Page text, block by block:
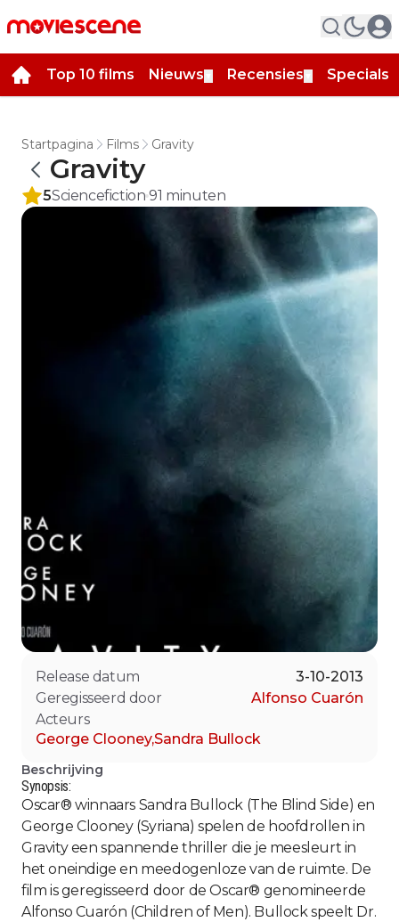
Top 10 films Nieuws Recensies Specials
Startpagina Films Gravity
Gravity
5Sciencefiction 91 minuten
Release datum
3-10-2013
Geregisseerd door
Alfonso Cuarón
Acteurs
George Clooney,Sandra Bullock
Beschrijving
Synopsis:
Oscar® winnaars Sandra Bullock (The Blind Side) en
George Clooney (Syriana) spelen de hoofdrollen in
Gravity een spannende thriller die je meesleurt in
het oneindige en meedogenloze van de ruimte. De
film is geregisseerd door de Oscar® genomineerde
Alfonso Cuarón (Children of Men). Bullock speelt Dr.